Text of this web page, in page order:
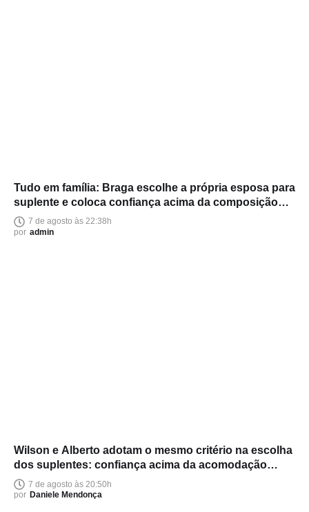
Tudo em família: Braga escolhe a própria esposa para
suplente e coloca confiança acima da composição
política
7 de agosto às 22:38h
por admin
Wilson e Alberto adotam o mesmo critério na escolha
dos suplentes: confiança acima da acomodação
política
7 de agosto às 20:50h
por Daniele Mendonça